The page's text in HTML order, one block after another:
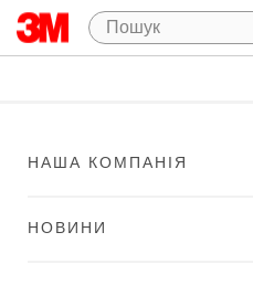
НАША КОМПАНІЯ
НОВИНИ